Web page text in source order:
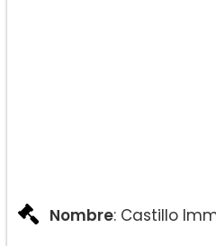
Nombre: Castillo